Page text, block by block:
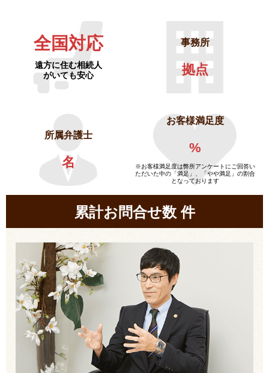
全国対応
遠方に住む相続人
がいても安心
事務所
拠点
所属弁護士
名
お客様満足度
%
※お客様満足度は弊所アンケートにご回答い
ただいた中の「満足」、「やや満足」の割合
となっております
累計お問合せ数件